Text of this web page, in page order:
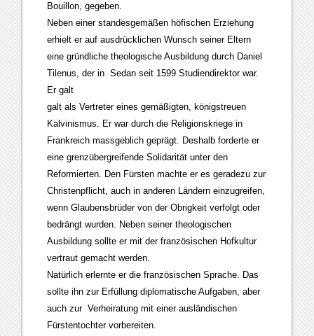
Bouillon, gegeben.
Neben einer standesgemäßen höfischen Erziehung
erhielt er auf ausdrücklichen Wunsch seiner Eltern
eine gründliche theologische Ausbildung durch Daniel
Tilenus, der in Sedan seit 1599 Studiendirektor war.
Er galt
galt als Vertreter eines gemäßigten, königstreuen
Kalvinismus. Er war durch die Religionskriege in
Frankreich massgeblich geprägt. Deshalb forderte er
eine grenzübergreifende Solidarität unter den
Reformierten. Den Fürsten machte er es geradezu zur
Christenpflicht, auch in anderen Ländern einzugreifen,
wenn Glaubensbrüder von der Obrigkeit verfolgt oder
bedrängt wurden. Neben seiner theologischen
Ausbildung sollte er mit der französischen Hofkultur
vertraut gemacht werden.
Natürlich erlernte er die französischen Sprache. Das
sollte ihn zur Erfüllung diplomatische Aufgaben, aber
auch zur Verheiratung mit einer ausländischen
Fürstentochter vorbereiten.